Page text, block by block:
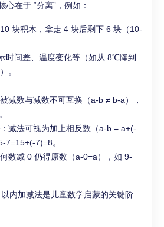
心在于 “分离”，例如：
块积木，拿走 4 块后剩下 6 块（10-
时间差、温度变化等（如从 8℃降到
。
减数与减数不可互换（a-b ≠ b-a），
：减法可视为加上相反数（a-b = a+(-
7=15+(-7)=8。
何数减 0 仍得原数（a-0=a），如 9-
内加减法是儿童数学启蒙的关键阶